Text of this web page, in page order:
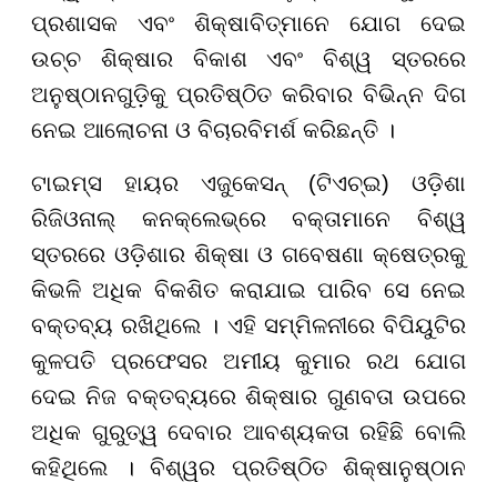
ପ୍ରଶାସକ ଏବଂ ଶିକ୍ଷାବିତ୍ମାନେ ଯୋଗ ଦେଇ
ଉଚ୍ଚ ଶିକ୍ଷାର ବିକାଶ ଏବଂ ବିଶ୍ୱ ସ୍ତରରେ
ଅନୁଷ୍ଠାନଗୁଡ଼ିକୁ ପ୍ରତିଷ୍ଠିତ କରିବାର ବିଭିନ୍ନ ଦିଗ
ନେଇ ଆଲୋଚନା ଓ ବିଚାରବିମର୍ଶ କରିଛନ୍ତି ।
ଟାଇମ୍ସ ହାୟର ଏଜୁକେସନ୍ (ଟିଏଚ୍ଇ) ଓଡ଼ିଶା
ରିଜିଓନାଲ୍ କନକ୍ଲେଭ୍‌ରେ ବକ୍ତାମାନେ ବିଶ୍ୱ
ସ୍ତରରେ ଓଡ଼ିଶାର ଶିକ୍ଷା ଓ ଗବେଷଣା କ୍ଷେତ୍ରକୁ
କିଭଳି ଅଧିକ ବିକଶିତ କରାଯାଇ ପାରିବ ସେ ନେଇ
ବକ୍ତବ୍ୟ ରଖିଥିଲେ । ଏହି ସମ୍ମିଳନୀରେ ବିପିୟୁଟିର
କୁଳପତି ପ୍ରଫେସର ଅମୀୟ କୁମାର ରଥ ଯୋଗ
ଦେଇ ନିଜ ବକ୍ତବ୍ୟରେ ଶିକ୍ଷାର ଗୁଣବତା ଉପରେ
ଅଧିକ ଗୁରୁତ୍ୱ ଦେବାର ଆବଶ୍ୟକତା ରହିଛି ବୋଲି
କହିଥିଲେ । ବିଶ୍ୱର ପ୍ରତିଷ୍ଠିତ ଶିକ୍ଷାନୁଷ୍ଠାନ